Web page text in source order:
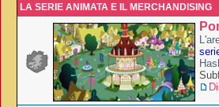
LA SERIE ANIMATA E IL MERCHANDISING